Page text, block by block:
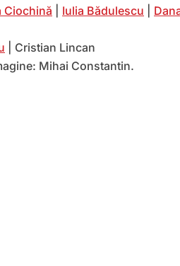
Ciochină Iulia Bădulescu
| Cristian Lincan
Mihai Constantin.